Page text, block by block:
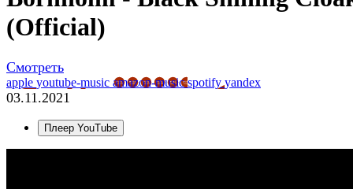
(Official)
Смотреть
apple youtube-music amazon-musicspotifyyandex
03.11.2021
Плеер YouTube